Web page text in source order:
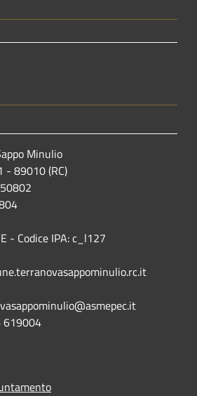
Minulio
- 89010 (RC)
- Codice IPA: c_l127
619004